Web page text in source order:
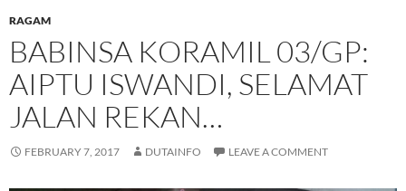
RAGAM
BABINSA KORAMIL 03/GP:
AIPTU ISWANDI, SELAMAT
JALAN REKAN…
FEBRUARY 7, 2017 DUTAINFO LEAVE A COMMENT